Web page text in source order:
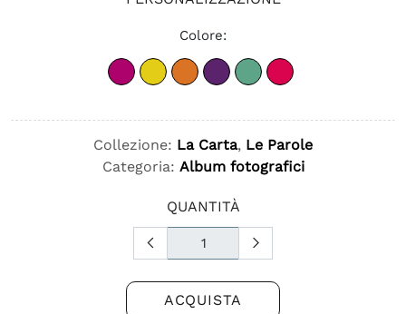
Colore:
Collezione: La Carta, Le Parole
Categoria: Album fotografici
QUANTITÀ
ACQUISTA